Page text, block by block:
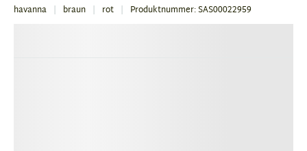
havanna braun rot Produktnummer: SAS00022959